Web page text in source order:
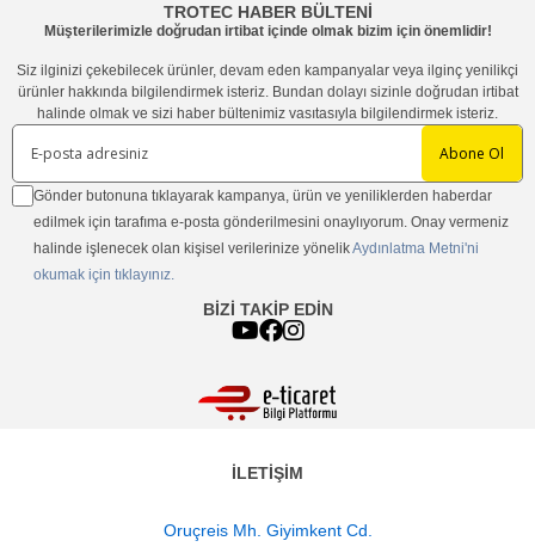
TROTEC HABER BÜLTENİ
Müşterilerimizle doğrudan irtibat içinde olmak bizim için önemlidir!
Siz ilginizi çekebilecek ürünler, devam eden kampanyalar veya ilginç yenilikçi
ürünler hakkında bilgilendirmek isteriz. Bundan dolayı sizinle doğrudan irtibat
halinde olmak ve sizi haber bültenimiz vasıtasıyla bilgilendirmek isteriz.
Abone Ol
Gönder butonuna tıklayarak kampanya, ürün ve yeniliklerden haberdar
edilmek için tarafıma e-posta gönderilmesini onaylıyorum. Onay vermeniz
halinde işlenecek olan kişisel verilerinize yönelikAydınlatma Metni'ni
okumak için tıklayınız.
BİZİ TAKİP EDİN
İLETİŞİM
Oruçreis Mh. Giyimkent Cd.